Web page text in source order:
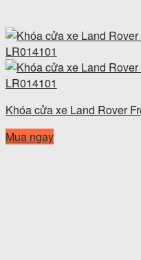
Khóa cửa xe Land Rover
Mua ngay